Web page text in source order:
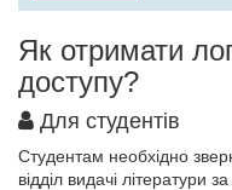
Як отримати
доступу?
Для студентів
Студентам необхідно
відділ видачі